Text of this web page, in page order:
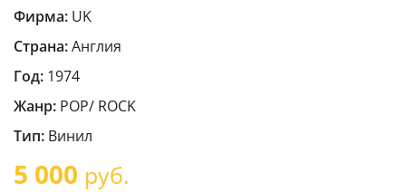
Фирма: UK
Страна:Англия
Год: 1974
Жанр: POP/ ROCK
Тип: Винил
5 000 руб.